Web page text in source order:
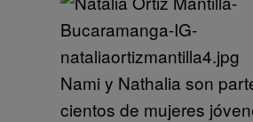
Nami y Nathalia son
cientos de mujeres